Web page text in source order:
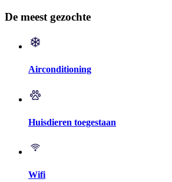
De meest gezochte
Airconditioning
Huisdieren toegestaan
Wifi